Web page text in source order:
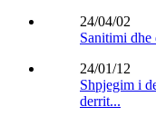
24/04/02
Sanitimi dhe
24/01/12
Shpjegim i
derrit...